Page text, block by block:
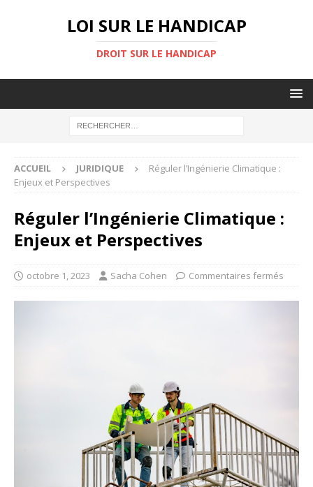
LOI SUR LE HANDICAP
DROIT SUR LE HANDICAP
ACCUEIL JURIDIQUE
Réguler l’Ingénierie Climatique :
Enjeux et Perspectives
Réguler l’Ingénierie Climatique :
Enjeux et Perspectives
octobre 1, 2023 Sacha Cohen Commentaires fermés